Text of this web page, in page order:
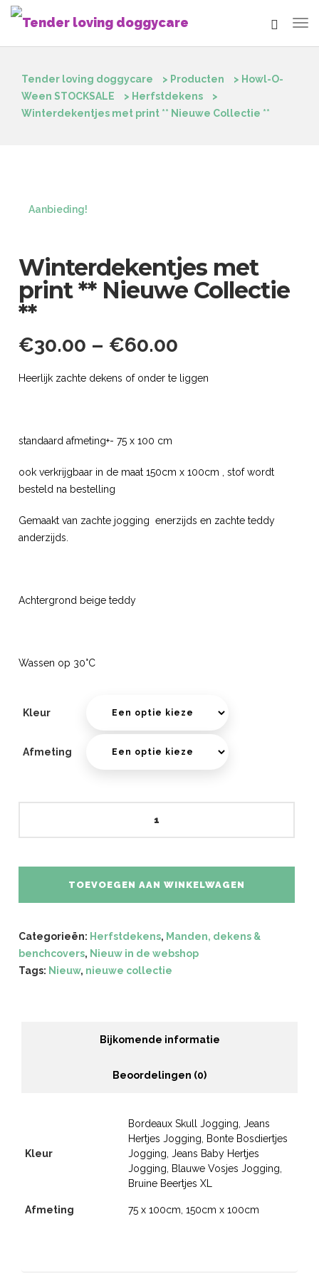
Tender loving doggycare > Producten > Howl-O-
Ween STOCKSALE
> Herfstdekens
>
Winterdekentjes met print ** Nieuwe Collectie **
Aanbieding!
Winterdekentjes met
print ** Nieuwe Collectie
**
€30.00 –€60.00
Heerlijk zachte dekens of onder te liggen
standaard afmeting+- 75 x 100 cm
ook verkrijgbaar in de maat 150cm x 100cm , stof wordt
besteld na bestelling
Gemaakt van zachte jogging enerzijds en zachte teddy
anderzijds.
Achtergrond beige teddy
Wassen op 30°C
Kleur
Afmeting
TOEVOEGEN AAN WINKELWAGEN
Categorieën: Herfstdekens, Manden, dekens &
benchcovers, Nieuw in de webshop
Tags: Nieuw, nieuwe collectie
Bijkomende informatie
Beoordelingen (0)
Kleur
Bordeaux Skull Jogging, Jeans
Hertjes Jogging, Bonte Bosdiertjes
Jogging, Jeans Baby Hertjes
Jogging, Blauwe Vosjes Jogging,
Bruine Beertjes XL
Afmeting 75 x 100cm, 150cm x 100cm